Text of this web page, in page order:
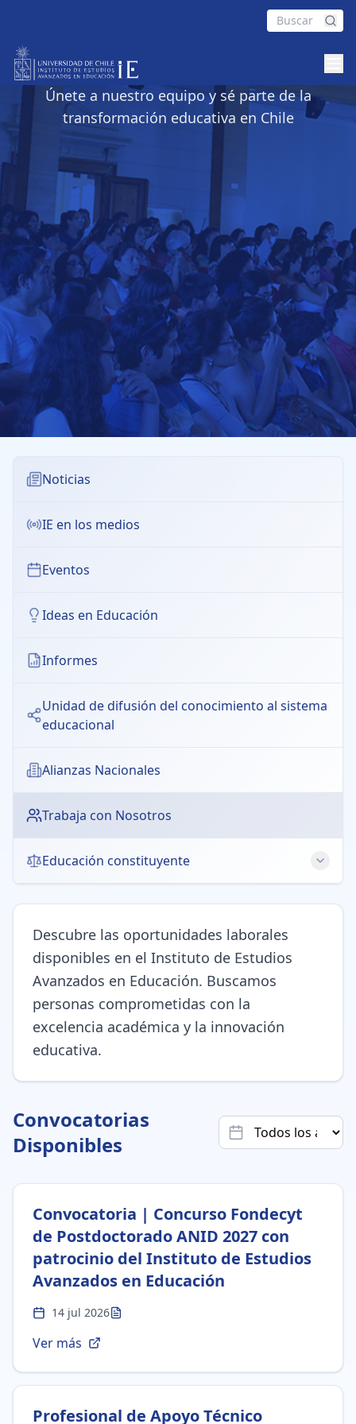
Trabaja con Nosotros
Únete a nuestro equipo y sé parte de la
transformación educativa en Chile
Noticias
IE en los medios
Eventos
Ideas en Educación
Informes
Unidad de difusión del conocimiento al sistema
educacional
Alianzas Nacionales
Trabaja con Nosotros
Educación constituyente
Derecho a la Educación
Educación Pública
Educación Intercultural
Libertad de Enseñanza
Género y Educación
Descubre las oportunidades laborales
disponibles en el Instituto de Estudios
Avanzados en Educación. Buscamos
personas comprometidas con la
excelencia académica y la innovación
educativa.
Convocatorias
Disponibles
Convocatoria | Concurso Fondecyt
de Postdoctorado ANID 2027 con
patrocinio del Instituto de Estudios
Avanzados en Educación
14 jul 2026
Ver más
Profesional de Apoyo Técnico